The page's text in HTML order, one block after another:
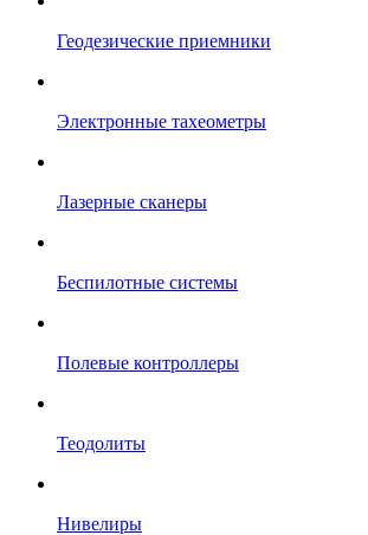
Геодезические приемники
Электронные тахеометры
Лазерные сканеры
Беспилотные системы
Полевые контроллеры
Теодолиты
Нивелиры